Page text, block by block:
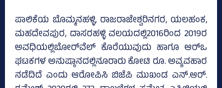
ಪಾಲಿಕೆಯ ಬೊಮ್ಮನಹಳ್ಳಿ, ರಾಜರಾಜೇಶ್ವರಿನಗರ, ಯಲಹಂಕ,
ಮಹದೇವಪುರ, ದಾಸರಹಳ್ಳಿ ವಲಯದಲ್ಲಿ2016ರಿಂದ 2019ರ
ಅವಧಿಯಲ್ಲಿಬೋರ್‌ವೆಲ್‌ ಕೊರೆಯುವುದು ಹಾಗೂ ಆರ್‌ಒ
ಘಟಕಗಳ ಅನುಷ್ಠಾನದಲ್ಲಿನೂರಾರು ಕೋಟಿ ರೂ. ಅವ್ಯವಹಾರ
ನಡೆದಿದೆ ಎಂದು ಆರೋಪಿಸಿ ಬಿಜೆಪಿ ಮುಖಂಡ ಎನ್‌.ಆರ್‌.